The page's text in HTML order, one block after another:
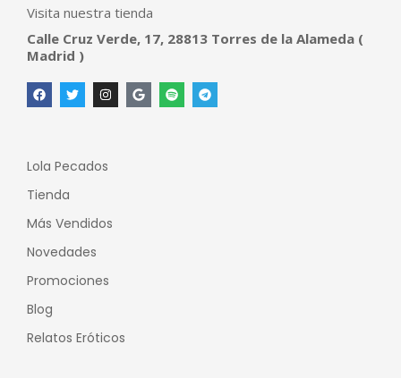
Visita nuestra tienda
Calle Cruz Verde, 17, 28813 Torres de la Alameda (
Madrid )
Lola Pecados
Tienda
Más Vendidos
Novedades
Promociones
Blog
Relatos Eróticos